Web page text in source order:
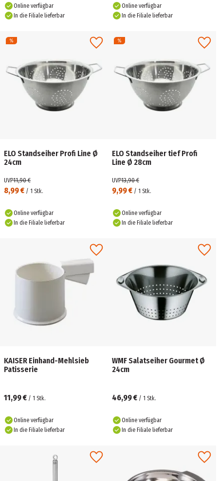
Online verfügbar
In die Filiale lieferbar
Online verfügbar
In die Filiale lieferbar
ELO Standseiher Profi Line Ø
24cm
8,99 € / 1 Stk.
UVP11,90 €
Online verfügbar
In die Filiale lieferbar
ELO Standseiher tief Profi
Line Ø 28cm
9,99 € / 1 Stk.
UVP13,90 €
Online verfügbar
In die Filiale lieferbar
KAISER Einhand-Mehlsieb
Patisserie
11,99 € / 1 Stk.
Online verfügbar
In die Filiale lieferbar
WMF Salatseiher Gourmet Ø
24cm
46,99 € / 1 Stk.
Online verfügbar
In die Filiale lieferbar